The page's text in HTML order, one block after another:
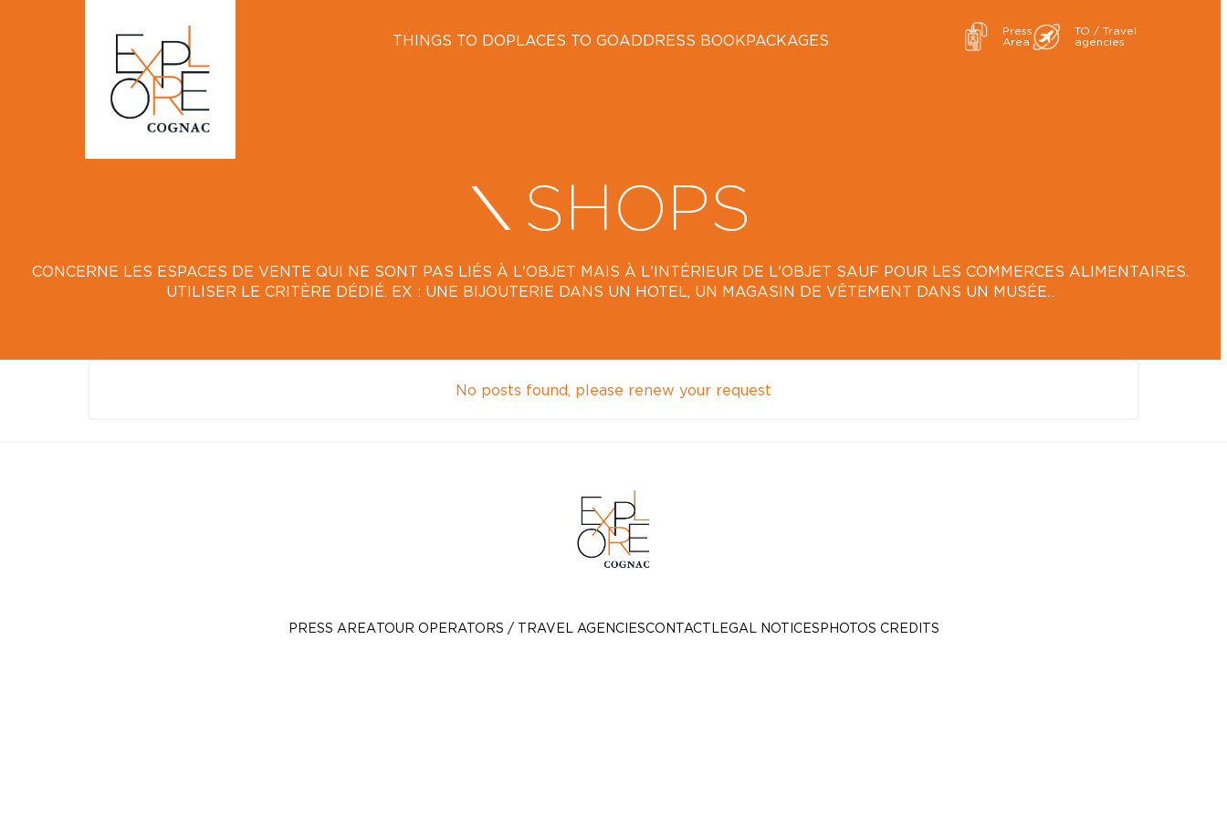
THINGS TO DOPLACES TO GOADDRESS BOOKPACKAGES
Press
Area
TO / Travel
agencies
SHOPS
CONCERNE LES ESPACES DE VENTE QUI NE SONT PAS LIÉS À L'OBJET MAIS À L'INTÉRIEUR DE L'OBJET SAUF POUR LES COMMERCES ALIMENTAIRES.
UTILISER LE CRITÈRE DÉDIÉ. EX : UNE BIJOUTERIE DANS UN HOTEL, UN MAGASIN DE VÊTEMENT DANS UN MUSÉE...
No posts found, please renew your request
PRESS AREATOUR OPERATORS / TRAVEL AGENCIESCONTACT LEGAL NOTICES PHOTOS CREDITS